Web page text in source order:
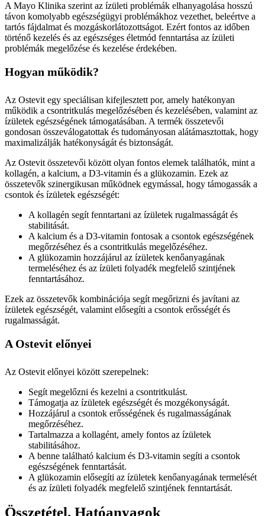
A Mayo Klinika szerint az ízületi problémák elhanyagolása hosszú
távon komolyabb egészségügyi problémákhoz vezethet, beleértve a
tartós fájdalmat és mozgáskorlátozottságot. Ezért fontos az időben
történő kezelés és az egészséges életmód fenntartása az ízületi
problémák megelőzése és kezelése érdekében.
Hogyan működik?
Az Ostevit egy speciálisan kifejlesztett por, amely hatékonyan
működik a csontritkulás megelőzésében és kezelésében, valamint az
ízületek egészségének támogatásában. A termék összetevői
gondosan összeválogatottak és tudományosan alátámasztottak, hogy
maximalizálják hatékonyságát és biztonságát.
Az Ostevit összetevői között olyan fontos elemek találhatók, mint a
kollagén, a kalcium, a D3-vitamin és a glükozamin. Ezek az
összetevők szinergikusan működnek egymással, hogy támogassák a
csontok és ízületek egészségét:
A kollagén segít fenntartani az ízületek rugalmasságát és
stabilitását.
A kalcium és a D3-vitamin fontosak a csontok egészségének
megőrzéséhez és a csontritkulás megelőzéséhez.
A glükozamin hozzájárul az ízületek kenőanyagának
termeléséhez és az ízületi folyadék megfelelő szintjének
fenntartásához.
Ezek az összetevők kombinációja segít megőrizni és javítani az
ízületek egészségét, valamint elősegíti a csontok erősségét és
rugalmasságát.
A Ostevit előnyei
Az Ostevit előnyei között szerepelnek:
Segít megelőzni és kezelni a csontritkulást.
Támogatja az ízületek egészségét és mozgékonyságát.
Hozzájárul a csontok erősségének és rugalmasságának
megőrzéséhez.
Tartalmazza a kollagént, amely fontos az ízületek
stabilitásához.
A benne található kalcium és D3-vitamin segíti a csontok
egészségének fenntartását.
A glükozamin elősegíti az ízületek kenőanyagának termelését
és az ízületi folyadék megfelelő szintjének fenntartását.
Összetétel. Hatóanyagok